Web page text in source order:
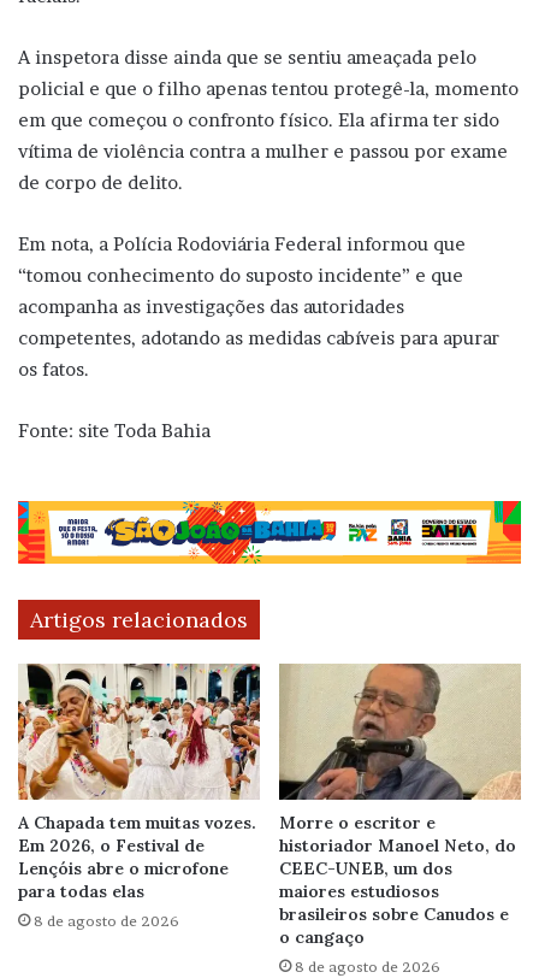
A inspetora disse ainda que se sentiu ameaçada pelo
policial e que o filho apenas tentou protegê-la, momento
em que começou o confronto físico. Ela afirma ter sido
vítima de violência contra a mulher e passou por exame
de corpo de delito.
Em nota, a Polícia Rodoviária Federal informou que
“tomou conhecimento do suposto incidente” e que
acompanha as investigações das autoridades
competentes, adotando as medidas cabíveis para apurar
os fatos.
Fonte: site Toda Bahia
Artigos relacionados
A Chapada tem muitas vozes.
Em 2026, o Festival de
Lençóis abre o microfone
para todas elas
8 de agosto de 2026
Morre o escritor e
historiador Manoel Neto, do
CEEC-UNEB, um dos
maiores estudiosos
brasileiros sobre Canudos e
o cangaço
8 de agosto de 2026